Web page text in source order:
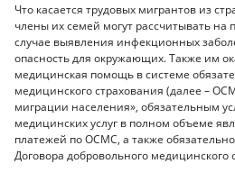
Что касается трудовых мигрантов из
члены их семей могут рассчитывать
случае выявления инфекционных
опасность для окружающих. Также им
медицинская помощь в системе
медицинского страхования (далее –
миграции населения», обязательным
медицинских услуг в полном объеме
платежей по ОСМС, а также
Договора добровольного